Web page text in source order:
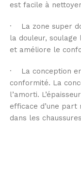
est facile à
· La zone super
la douleur, soulage
et améliore le
· La conception
conformité. La
l’amorti.
efficace d’une
dans les